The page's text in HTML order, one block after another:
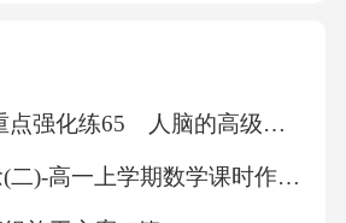
应用振动排痰与体位引流支
机同步性监测技术波形图形
机流速-时间、压力-时间波形
高中生物 重点强化练65 人脑的高级功能
函数的概念(二)-高一上学期数学课时作业人教版A版（含解析）